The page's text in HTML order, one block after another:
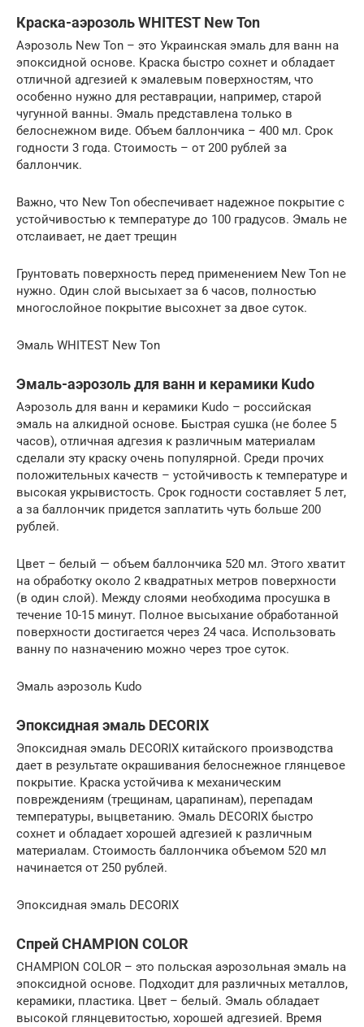
Краска-аэрозоль WHITEST New Ton
Аэрозоль New Ton – это Украинская эмаль для ванн на
эпоксидной основе. Краска быстро сохнет и обладает
отличной адгезией к эмалевым поверхностям, что
особенно нужно для реставрации, например, старой
чугунной ванны. Эмаль представлена только в
белоснежном виде. Объем баллончика – 400 мл. Срок
годности 3 года. Стоимость – от 200 рублей за
баллончик.
Важно, что New Ton обеспечивает надежное покрытие с
устойчивостью к температуре до 100 градусов. Эмаль не
отслаивает, не дает трещин
Грунтовать поверхность перед применением New Ton не
нужно. Один слой высыхает за 6 часов, полностью
многослойное покрытие высохнет за двое суток.
Эмаль WHITEST New Ton
Эмаль-аэрозоль для ванн и керамики Kudo
Аэрозоль для ванн и керамики Kudo – российская
эмаль на алкидной основе. Быстрая сушка (не более 5
часов), отличная адгезия к различным материалам
сделали эту краску очень популярной. Среди прочих
положительных качеств – устойчивость к температуре и
высокая укрывистость. Срок годности составляет 5 лет,
а за баллончик придется заплатить чуть больше 200
рублей.
Цвет – белый — объем баллончика 520 мл. Этого хватит
на обработку около 2 квадратных метров поверхности
(в один слой). Между слоями необходима просушка в
течение 10-15 минут. Полное высыхание обработанной
поверхности достигается через 24 часа. Использовать
ванну по назначению можно через трое суток.
Эмаль аэрозоль Kudo
Эпоксидная эмаль DECORIX
Эпоксидная эмаль DECORIX китайского производства
дает в результате окрашивания белоснежное глянцевое
покрытие. Краска устойчива к механическим
повреждениям (трещинам, царапинам), перепадам
температуры, выцветанию. Эмаль DECORIX быстро
сохнет и обладает хорошей адгезией к различным
материалам. Стоимость баллончика объемом 520 мл
начинается от 250 рублей.
Эпоксидная эмаль DECORIX
Спрей CHAMPION COLOR
CHAMPION COLOR – это польская аэрозольная эмаль на
эпоксидной основе. Подходит для различных металлов,
керамики, пластика. Цвет – белый. Эмаль обладает
высокой глянцевитостью, хорошей адгезией. Время